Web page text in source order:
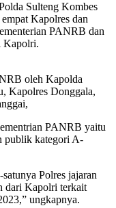
Sulteng Kombes
Kapolres dan
PANRB dan
Kapolri.
oleh Kapolda
Kapolres Donggala,
PANRB yaitu
publik kategori A-
Polres jajaran
dari Kapolri terkait
ungkapnya.